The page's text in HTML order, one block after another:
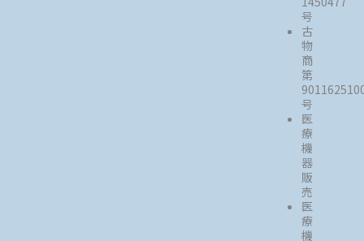
号
古
物
商
第
号
医
療
機
器
販
売
医
療
機